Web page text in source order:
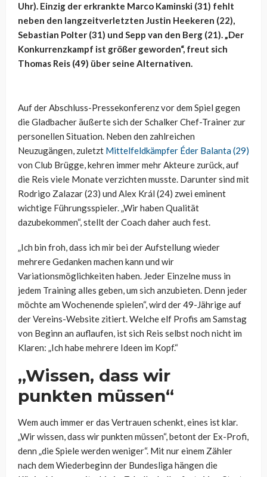
Uhr). Einzig der erkrankte Marco Kaminski (31) fehlt
neben den langzeitverletzten Justin Heekeren (22),
Sebastian Polter (31) und Sepp van den Berg (21). „Der
Konkurrenzkampf ist größer geworden“, freut sich
Thomas Reis (49) über seine Alternativen.
Auf der Abschluss-Pressekonferenz vor dem Spiel gegen
die Gladbacher äußerte sich der Schalker Chef-Trainer zur
personellen Situation. Neben den zahlreichen
Neuzugängen, zuletzt Mittelfeldkämpfer Éder Balanta (29)
von Club Brügge, kehren immer mehr Akteure zurück, auf
die Reis viele Monate verzichten musste. Darunter sind mit
Rodrigo Zalazar (23) und Alex Král (24) zwei eminent
wichtige Führungsspieler. „Wir haben Qualität
dazubekommen“, stellt der Coach daher auch fest.
„Ich bin froh, dass ich mir bei der Aufstellung wieder
mehrere Gedanken machen kann und wir
Variationsmöglichkeiten haben. Jeder Einzelne muss in
jedem Training alles geben, um sich anzubieten. Denn jeder
möchte am Wochenende spielen“, wird der 49-Jährige auf
der Vereins-Website zitiert. Welche elf Profis am Samstag
von Beginn an auflaufen, ist sich Reis selbst noch nicht im
Klaren: „Ich habe mehrere Ideen im Kopf.“
„Wissen, dass wir
punkten müssen“
Wem auch immer er das Vertrauen schenkt, eines ist klar.
„Wir wissen, dass wir punkten müssen“, betont der Ex-Profi,
denn „die Spiele werden weniger“. Mit nur einem Zähler
nach dem Wiederbeginn der Bundesliga hängen die